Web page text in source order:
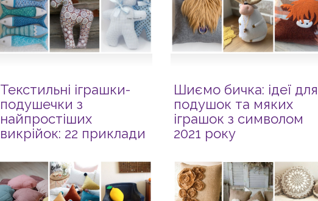
Текстильні іграшки-
подушечки з
найпростіших
викрійок: 22 приклади
Шиємо бичка: ідеї для
подушок та мяких
іграшок з символом
2021 року